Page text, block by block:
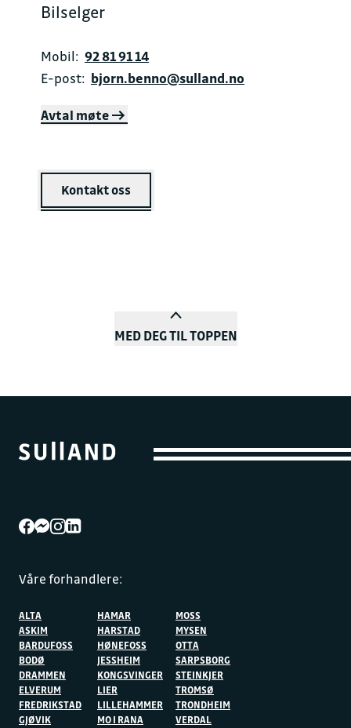
Bilselger
Mobil: 92 81 91 14
E-post: bjorn.benno@sulland.no
Avtal møte
Kontakt oss
MED DEG TIL TOPPEN
Våre forhandlere:
ALTA
ASKIM
BARDUFOSS
BODØ
DRAMMEN
ELVERUM
FREDRIKSTAD
GJØVIK
HAMAR
HARSTAD
HØNEFOSS
JESSHEIM
KONGSVINGER
LIER
LILLEHAMMER
MO I RANA
MOSS
MYSEN
OTTA
SARPSBORG
STEINKJER
TROMSØ
TRONDHEIM
VERDAL